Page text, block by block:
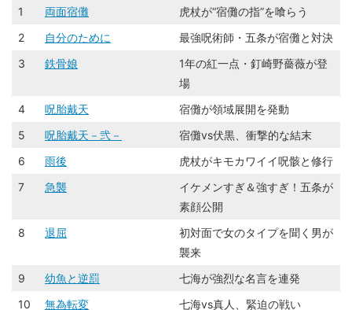
1 両面宿儺
虎杖が“宿儺の指”を喰らう
2
自分のために
最強呪術師・五条が宿儺と対決
3
鉄骨娘
1年の紅一点・釘崎野薔薇が登
場
4
呪胎戴天
宿儺が領域展開を発動
5
呪胎戴天－弐－
宿儺vs伏黒、衝撃的な結末
6
雨後
虎杖がキモカワイイ呪骸と修行
7
急襲
イケメンすぎ＆強すぎ！五条が
素顔公開
8
退屈
初対面で女のタイプを聞く男が
襲来
9
幼魚と逆罰
七海が強烈な名言を連発
10
無為転変
七海vs真人、緊迫の戦い